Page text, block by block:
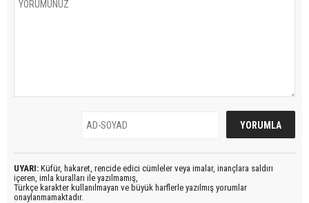
UYARI: Küfür, hakaret, rencide edici cümleler veya imalar, inançlara saldırı
içeren, imla kuralları ile yazılmamış,
Türkçe karakter kullanılmayan ve büyük harflerle yazılmış yorumlar
onaylanmamaktadır.